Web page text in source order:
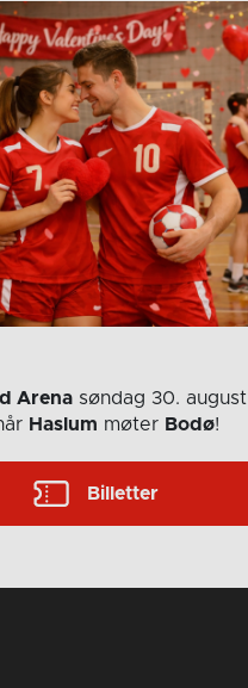
Arena søndag 30. august
Haslum møter Bodø!
Billetter